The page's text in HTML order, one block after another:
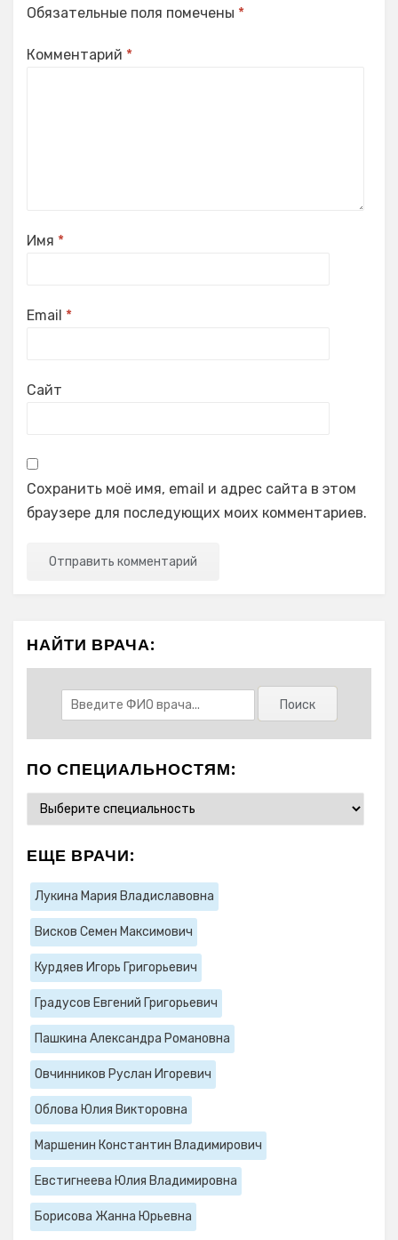
Обязательные поля помечены *
Комментарий *
Имя *
Email *
Сайт
Сохранить моё имя, email и адрес сайта в этом
браузере для последующих моих комментариев.
НАЙТИ ВРАЧА:
ПО СПЕЦИАЛЬНОСТЯМ:
ЕЩЕ ВРАЧИ:
Лукина Мария Владиславовна
Висков Семен Максимович
Курдяев Игорь Григорьевич
Градусов Евгений Григорьевич
Пашкина Александра Романовна
Овчинников Руслан Игоревич
Облова Юлия Викторовна
Маршенин Константин Владимирович
Евстигнеева Юлия Владимировна
Борисова Жанна Юрьевна